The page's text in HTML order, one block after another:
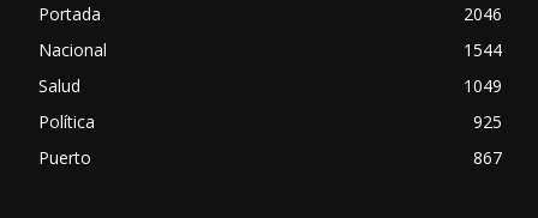
Portada
2046
Nacional
1544
Salud
1049
Política
925
Puerto
867